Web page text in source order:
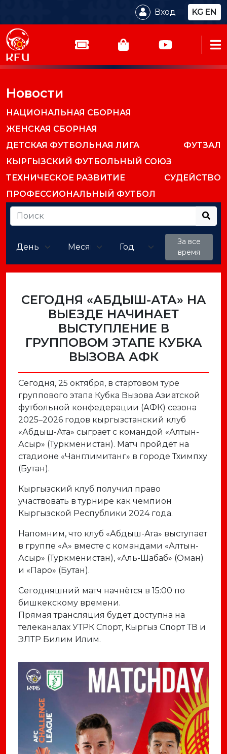
Вход KG EN
Новости
НАЦИОНАЛЬНАЯ СБОРНАЯ
ЖЕНСКАЯ СБОРНАЯ
ДЕТСКАЯ ФУТБОЛЬНАЯ ЛИГА
ФУТЗАЛ
КЫРГЫЗСКИЙ ФУТБОЛЬНЫЙ СОЮЗ
ТЕХНИЧЕСКОЕ РАЗВИТИЕ
СУДЕЙСТВО
ПРОФЕССИОНАЛЬНЫЙ ФУТБОЛ
За все
время
СЕГОДНЯ «АБДЫШ-АТА» НА
ВЫЕЗДЕ НАЧИНАЕТ
ВЫСТУПЛЕНИЕ В
ГРУППОВОМ ЭТАПЕ КУБКА
ВЫЗОВА АФК
Сегодня, 25 октября, в стартовом туре
группового этапа Кубка Вызова Азиатской
футбольной конфедерации (АФК) сезона
2025–2026 годов кыргызстанский клуб
«Абдыш-Ата» сыграет с командой «Алтын-
Асыр» (Туркменистан). Матч пройдёт на
стадионе «Чанглимитанг» в городе Тхимпху
(Бутан).
Кыргызский клуб получил право
участвовать в турнире как чемпион
Кыргызской Республики 2024 года.
Напомним, что клуб «Абдыш-Ата» выступает
в группе «А» вместе с командами «Алтын-
Асыр» (Туркменистан), «Аль-Шабаб» (Оман)
и «Паро» (Бутан).
Сегодняшний матч начнётся в 15:00 по
бишкекскому времени.
Прямая трансляция будет доступна на
телеканалах УТРК Спорт, Кыргыз Спорт ТВ и
ЭЛТР Билим Илим.